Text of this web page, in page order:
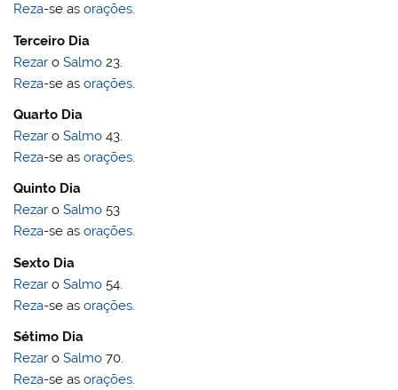
Reza-se asorações.
Terceiro Dia
Rezar oSalmo 23.
Reza-se asorações.
Quarto Dia
Rezar oSalmo 43.
Reza-se asorações.
Quinto Dia
Rezar oSalmo 53
Reza-se asorações.
Sexto Dia
Rezar oSalmo 54.
Reza-se asorações.
Sétimo Dia
Rezar oSalmo 70.
Reza-se asorações.